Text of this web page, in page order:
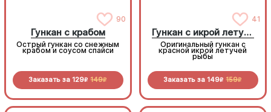
90
Гункан с крабом
Острый гункан со снежным
крабом и соусом спайси
Заказать за 129R 149R
41
Гункан с икрой летучей рыбы
Оригинальный гункан с
красной икрой летучей
рыбы
Заказать за 149R 159R